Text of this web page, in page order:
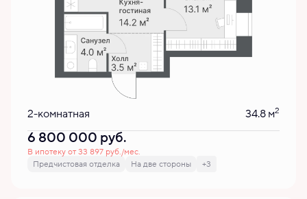
2-комнатная 34.8 м2
6 800 000 руб.
В ипотеку от 33 897 руб./мес.
Предчистовая отделка
На две стороны +3